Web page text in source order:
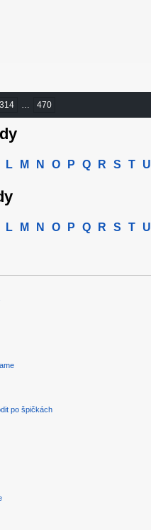
314 … 470
L M N O P Q R S T U
L M N O P Q R S T U
po špičkách